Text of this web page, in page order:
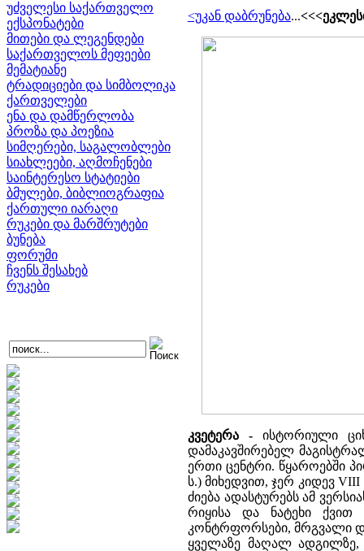
უძველესი საქართველო
ექსპონატები
მითები და ლეგენდები
საქართველოს მეფეები
მემატიანე
ტრადიციები და სიმბოლიკა
ქართველები
ენა და დამწერლობა
პროზა და პოეზია
სიმღერები, საგალობლები
სიახლეები, აღმოჩენები
საინტერესო სტატიები
ბმულები, ბიბლიოგრაფია
ქართული იარაღი
რუკები და მარშრუტები
ბუნება
ფორუმი
ჩვენს შესახებ
რუკები
<უკან დაბრუნება...
კვეტერა - ისტორიული
დამაკავშირებელ
ერთი ცენტრი. წყაროებში
ს.) მიხედვით, ჯერ კიდევ
ძიება ადასტურებს ამ
რიყისა და ნატეხი ქვით
კონტრფორსები, მრგვალი
ყველაზე მაღალ